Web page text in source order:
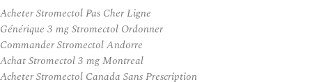
Acheter Stromectol Pas Cher Ligne
Générique 3 mg Stromectol Ordonner
Commander Stromectol Andorre
Achat Stromectol 3 mg Montreal
Acheter Stromectol Canada Sans Prescription